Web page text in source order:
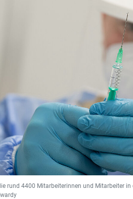
rund 4400 Mitarbeiterinnen und Mitarbeiter